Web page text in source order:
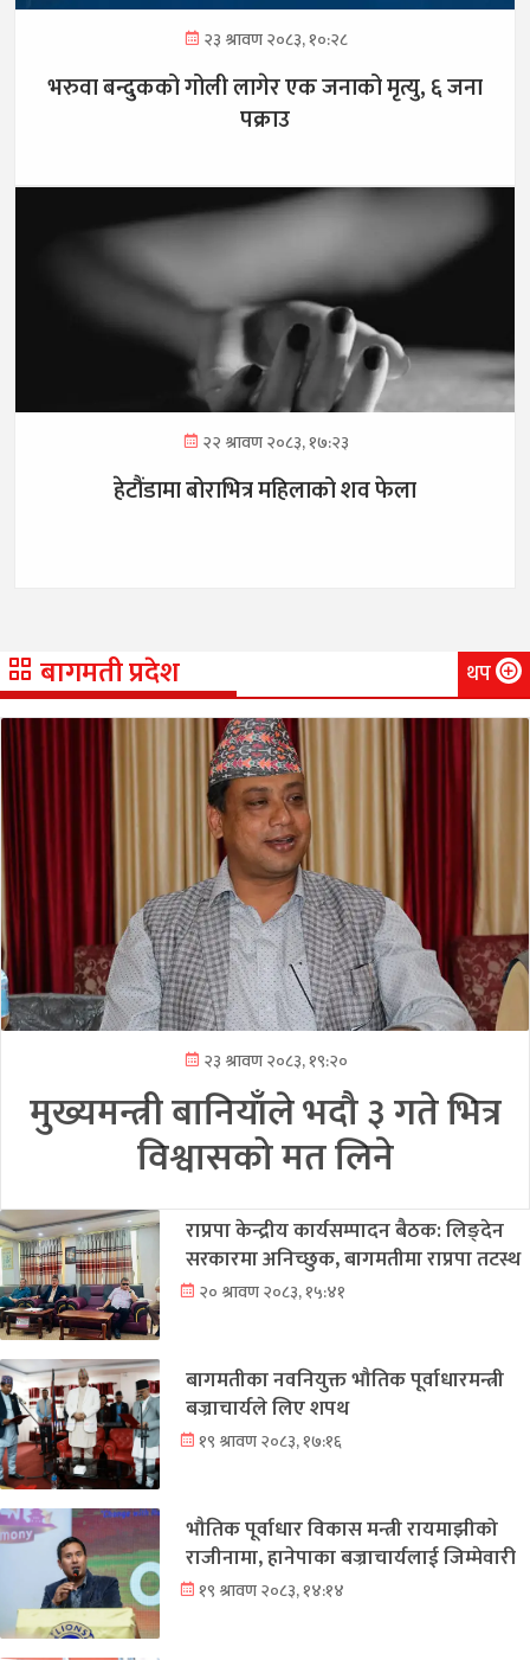
२३ श्रावण २०८३, १०:२८
भरुवा बन्दुकको गोली लागेर एक जनाको मृत्यु, ६ जना
पक्राउ
२२ श्रावण २०८३, १७:२३
हेटौंडामा बोराभित्र महिलाको शव फेला
बागमती प्रदेश थप
२३ श्रावण २०८३, १९:२०
मुख्यमन्त्री बानियाँले भदौ ३ गते भित्र
विश्वासको मत लिने
राप्रपा केन्द्रीय कार्यसम्पादन बैठक: लिङ्देन
सरकारमा अनिच्छुक, बागमतीमा राप्रपा तटस्थ
२० श्रावण २०८३, १५:४१
बागमतीका नवनियुक्त भौतिक पूर्वाधारमन्त्री
बज्राचार्यले लिए शपथ
१९ श्रावण २०८३, १७:१६
भौतिक पूर्वाधार विकास मन्त्री रायमाझीको
राजीनामा, हानेपाका बज्राचार्यलाई जिम्मेवारी
१९ श्रावण २०८३, १४:१४